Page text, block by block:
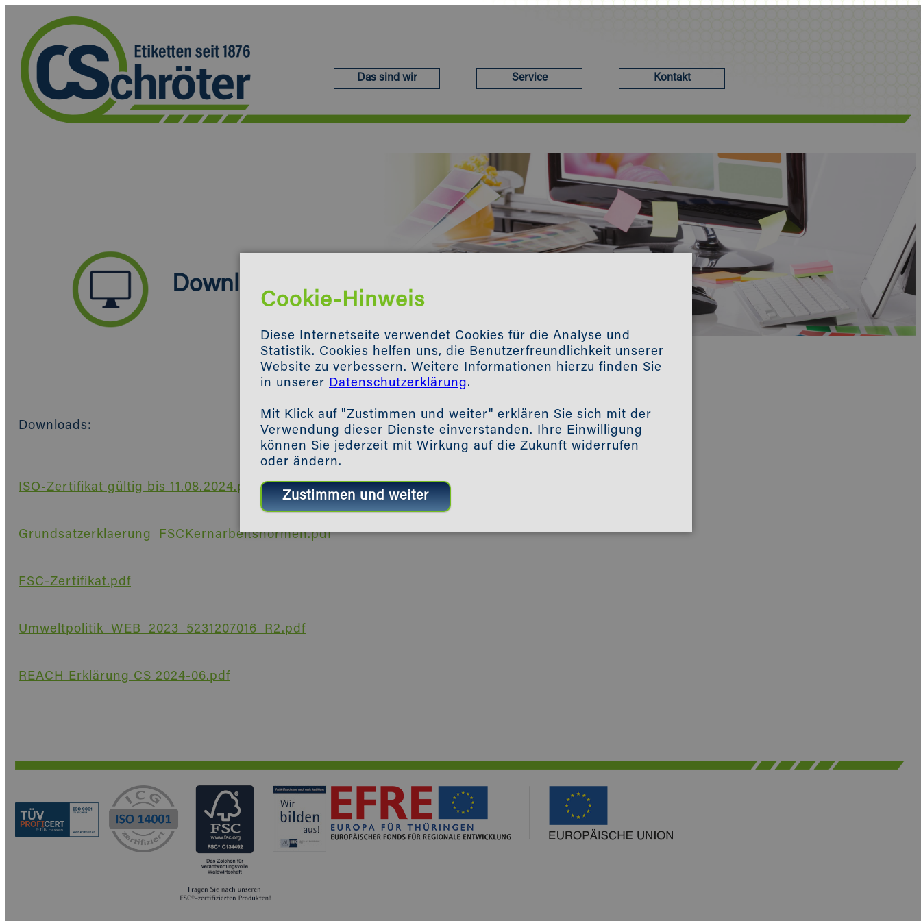
Cookie-Hinweis
Diese Internetseite verwendet Cookies für die Analyse und
Statistik. Cookies helfen uns, die Benutzerfreundlichkeit unserer
Website zu verbessern. Weitere Informationen hierzu finden Sie
in unserer Datenschutzerklärung.
Mit Klick auf "Zustimmen und weiter" erklären Sie sich mit der
Verwendung dieser Dienste einverstanden. Ihre Einwilligung
können Sie jederzeit mit Wirkung auf die Zukunft widerrufen
oder ändern.
Das sind wir Service Kontakt
Downloads
Downloads:
ISO-Zertifikat gültig bis 11.08.2024.pdf
Grundsatzerklaerung_FSCKernarbeitsnormen.pdf
FSC-Zertifikat.pdf
Umweltpolitik_WEB_2023_5231207016_R2.pdf
REACH Erklärung CS 2024-06.pdf